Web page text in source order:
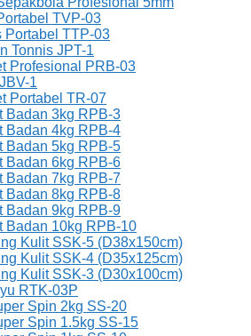
TVP-03
Portabel TTP-03
Tonnis JPT-1
Profesional PRB-03
1
Portabel TR-07
Badan 3kg RPB-3
Badan 4kg RPB-4
Badan 5kg RPB-5
Badan 6kg RPB-6
Badan 7kg RPB-7
Badan 8kg RPB-8
Badan 9kg RPB-9
Badan 10kg RPB-10
Kulit SSK-5 (D38x150cm)
Kulit SSK-4 (D35x125cm)
Kulit SSK-3 (D30x100cm)
RTK-03P
Spin 2kg SS-20
Spin 1.5kg SS-15